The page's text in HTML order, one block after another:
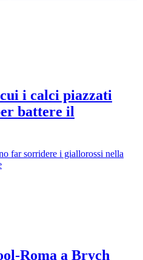
i calci piazzati
battere il
far sorridere i giallorossi nella
Roma a Brych